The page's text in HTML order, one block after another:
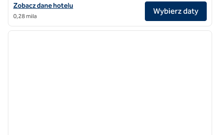
Zobacz szczegóły hotelu Hilton Garden Inn New York Times Square
Zobacz dane hotelu
0,28 mila
Wybierz daty
1/12
1 z 12